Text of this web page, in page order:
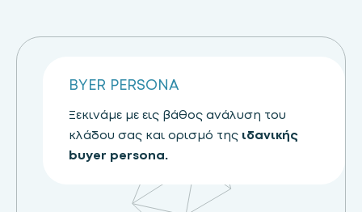
BYER PERSONA
Ξεκινάμε με εις βάθος ανάλυση του
κλάδου σας και ορισμό της ιδανικής
buyer persona.